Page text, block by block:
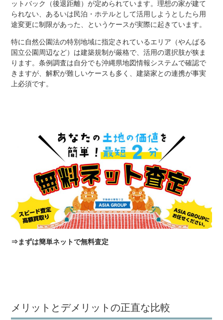
ットバック（後退距離）が定められています。理想の家が建て
られない、あるいは民泊・ホテルとして活用しようとしたら用
途変更に制限があった、というケースが実際に起きています。
特に自然公園法の特別地域に指定されているエリア（やんばる
国立公園周辺など）は建築規制が厳格で、活用の選択肢が狭ま
ります。条例調査は自分でも沖縄県地図情報システムで確認で
きますが、解釈が難しいケースも多く、建築家との連携が事実
上必須です。
⇒まずは簡単ネットで無料査定
メリットとデメリットの正直な比較